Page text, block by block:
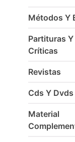
Métodos Y
Partituras
Críticas
Revistas
Cds Y Dvds
Material